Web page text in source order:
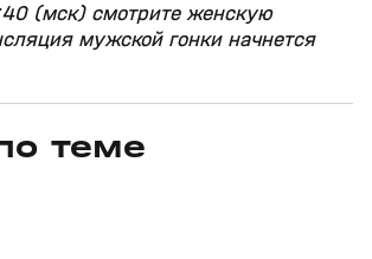
(мск) смотрите женскую
мужской гонки начнется
теме